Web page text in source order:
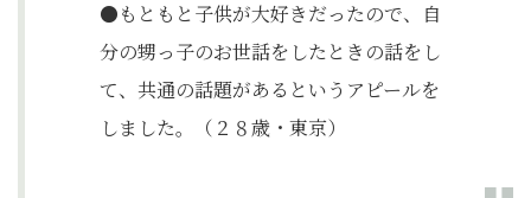
●もともと子供が大好きだったので、自
分の甥っ子のお世話をしたときの話をし
て、共通の話題があるというアピールを
しました。（２８歳・東京）